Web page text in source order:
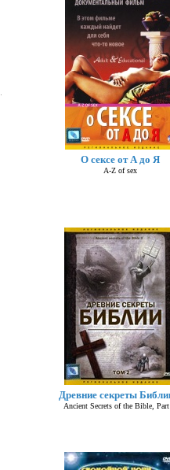
О сексе от А до Я
A-Z of sex
Древние секреты
Ancient Secrets of the Bible,